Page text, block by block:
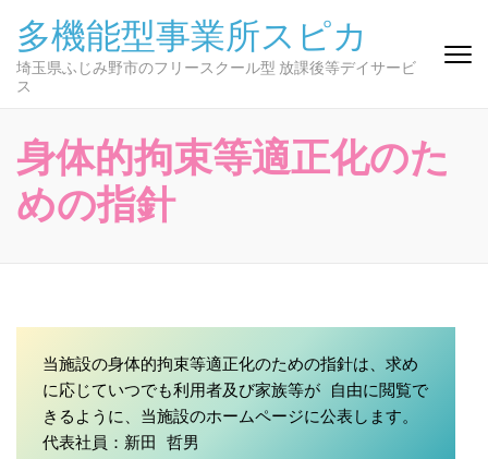
テ
ン
ス
ッ
押
多機能型事業所スピカ
埼玉県ふじみ野市のフリースクール型 放課後等デイサービ
ス
身体的拘束等適正化のた
めの指針
当施設の身体的拘束等適正化のための指針は、求め
に応じていつでも利用者及び家族等が 自由に閲覧で
きるように、当施設のホームページに公表します。
代表社員：新田 哲男